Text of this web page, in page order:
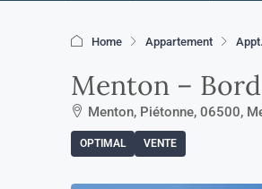
Home Appartement
Menton –
Menton, Piétonne, 06500,
OPTIMAL VENTE